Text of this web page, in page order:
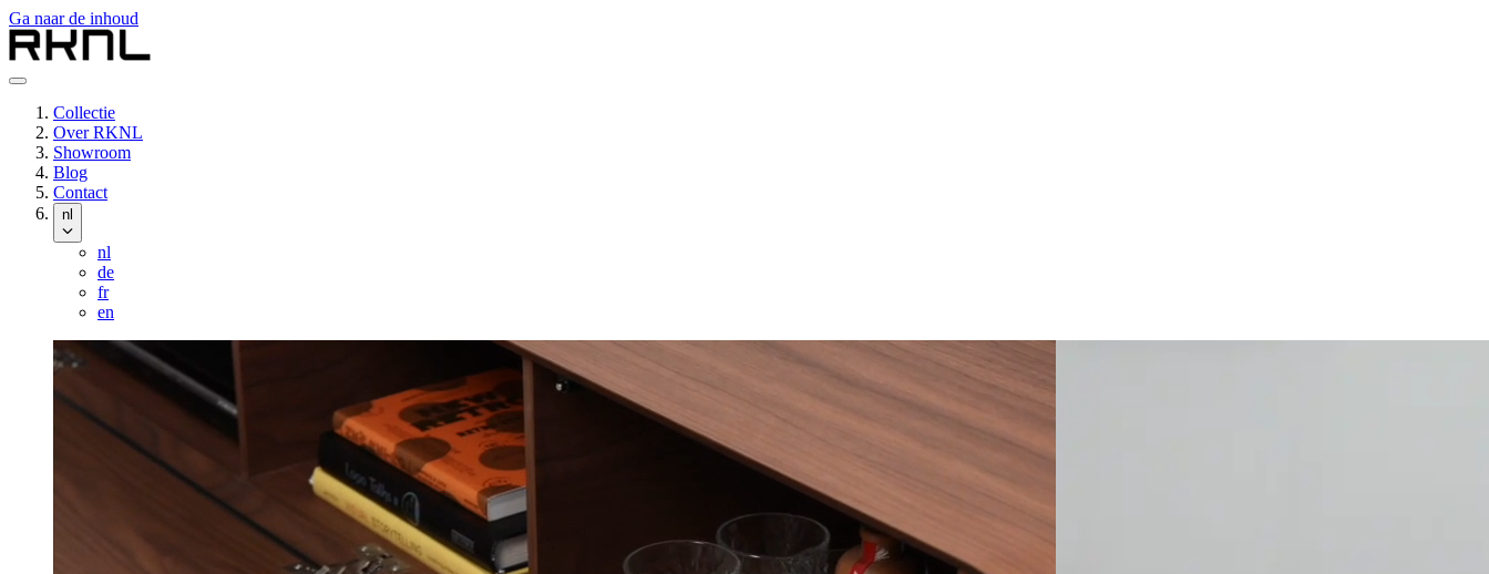
Ga naar de inhoud
Collectie
Over RKNL
Showroom
Blog
Contact
nl
nl
de
fr
en